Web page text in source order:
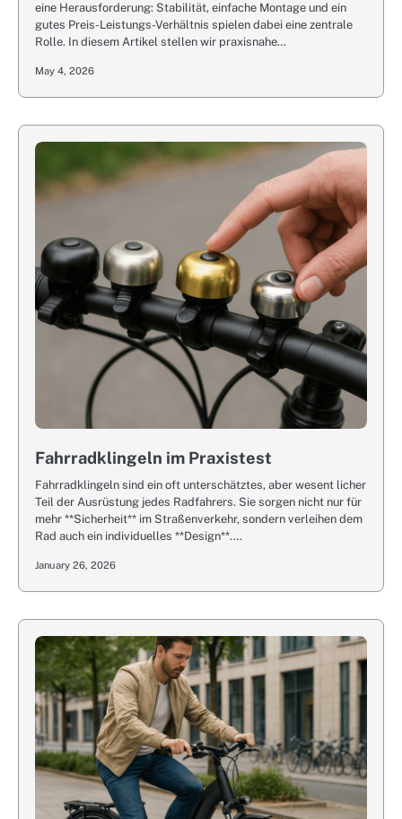
eine Herausforderung: Stabilität, einfache Montage und ein
gutes Preis-Leistungs-Verhältnis spielen dabei eine zentrale
Rolle. In diesem Artikel stellen wir praxisnahe…
May 4, 2026
Fahrradklingeln im Praxistest
Fahrradklingeln sind ein oft unterschätztes, aber wesent licher
Teil der Ausrüstung jedes Radfahrers. Sie sorgen nicht nur für
mehr **Sicherheit** im Straßenverkehr, sondern verleihen dem
Rad auch ein individuelles **Design**.…
January 26, 2026